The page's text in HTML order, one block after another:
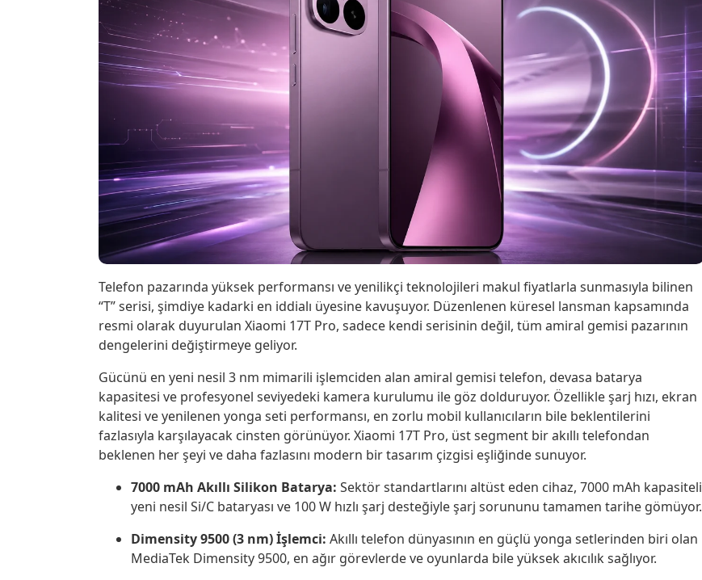
Telefon pazarında yüksek performansı ve yenilikçi teknolojileri makul fiyatlarla sunmasıyla bilinen
“T” serisi, şimdiye kadarki en iddialı üyesine kavuşuyor. Düzenlenen küresel lansman kapsamında
resmi olarak duyurulan Xiaomi 17T Pro, sadece kendi serisinin değil, tüm amiral gemisi pazarının
dengelerini değiştirmeye geliyor.
Gücünü en yeni nesil 3 nm mimarili işlemciden alan amiral gemisi telefon, devasa batarya
kapasitesi ve profesyonel seviyedeki kamera kurulumu ile göz dolduruyor. Özellikle şarj hızı, ekran
kalitesi ve yenilenen yonga seti performansı, en zorlu mobil kullanıcıların bile beklentilerini
fazlasıyla karşılayacak cinsten görünüyor. Xiaomi 17T Pro, üst segment bir akıllı telefondan
beklenen her şeyi ve daha fazlasını modern bir tasarım çizgisi eşliğinde sunuyor.
7000 mAh Akıllı Silikon Batarya: Sektör standartlarını altüst eden cihaz, 7000 mAh kapasiteli
yeni nesil Si/C bataryası ve 100 W hızlı şarj desteğiyle şarj sorununu tamamen tarihe gömüyor.
Dimensity 9500 (3 nm) İşlemci: Akıllı telefon dünyasının en güçlü yonga setlerinden biri olan
MediaTek Dimensity 9500, en ağır görevlerde ve oyunlarda bile yüksek akıcılık sağlıyor.